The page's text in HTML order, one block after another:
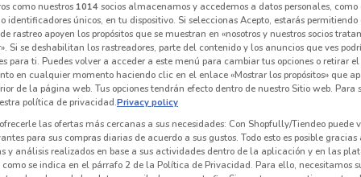
como nuestros 1014socios almacenamos y accedemos a datos personales, como
identificadores únicos, en tu dispositivo. Si seleccionas Acepto, estarás
rastreo apoyen los propósitos que se muestran en «nosotros y nuestros socios
Si se deshabilitan los rastreadores, parte del contenido y los anuncios que ves
para ti. Puedes volver a acceder a este menú para cambiar tus opciones o retirar el
en cualquier momento haciendo clic en el enlace «Mostrar los propósitos» que
de la página web. Tus opciones tendrán efecto dentro de nuestro Sitio web. Para
política de privacidad.Privacy policy
las ofertas más cercanas a sus necesidades: Con Shopfully/Tiendeo puede
para sus compras diarias de acuerdo a sus gustos. Todo esto es posible gracias
y análisis realizados en base a sus actividades dentro de la aplicación y en las
como se indica en el párrafo 2 de la Política de Privacidad. Para ello, necesitamos